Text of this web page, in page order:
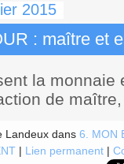
2015
: maître et
la monnaie
de
Landeux dans 6. MON
| Lien permanent|